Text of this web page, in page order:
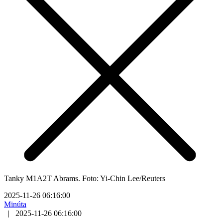
Tanky M1A2T Abrams. Foto: Yi-Chin Lee/Reuters
2025-11-26 06:16:00
Minúta
|
2025-11-26 06:16:00